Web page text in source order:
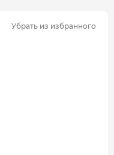
Убрать из избранного